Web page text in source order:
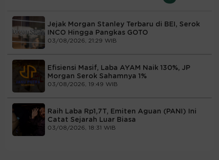
Jejak Morgan Stanley Terbaru di BEI, Serok
INCO Hingga Pangkas GOTO
03/08/2026, 21:29 WIB
Efisiensi Masif, Laba AYAM Naik 130%, JP
Morgan Serok Sahamnya 1%
03/08/2026, 19:49 WIB
Raih Laba Rp1,7T, Emiten Aguan (PANI) Ini
Catat Sejarah Luar Biasa
03/08/2026, 18:31 WIB